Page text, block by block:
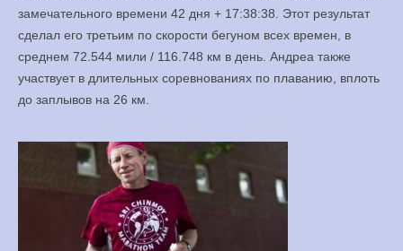
замечательного времени 42 дня + 17:38:38. Этот результат
сделал его третьим по скорости бегуном всех времен, в
среднем 72.544 мили / 116.748 км в день. Андреа также
участвует в длительных соревнованиях по плаванию, вплоть
до заплывов на 26 км.